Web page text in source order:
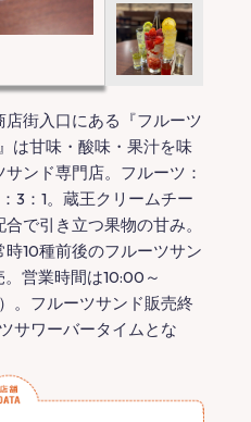
街入口にある『フルーツ
は甘味・酸味・果汁を味
ンド専門店。フルーツ：
3：1。蔵王クリームチー
で引き立つ果物の甘み。
10種前後のフルーツサン
営業時間は10:00～
。フルーツサンド販売終
サワーバータイムとな